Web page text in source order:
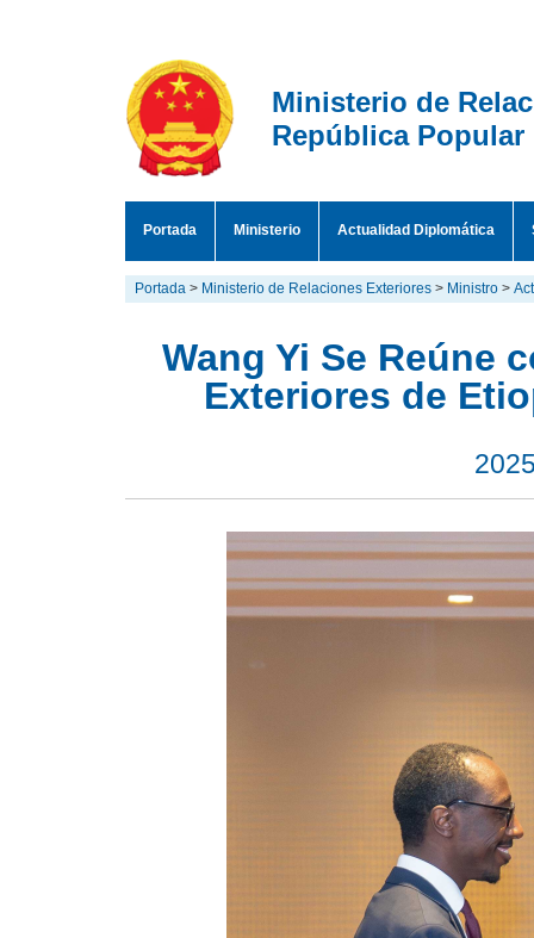
Ministerio de
República Popular
Portada Ministerio Actualidad Diplomática
Portada > Ministerio de Relaciones Exteriores > Ministro >
Wang Yi Se Reúne
Exteriores de